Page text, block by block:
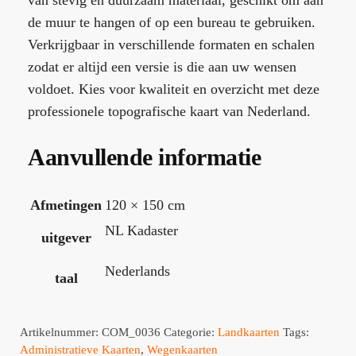
de muur te hangen of op een bureau te gebruiken.
Verkrijgbaar in verschillende formaten en schalen
zodat er altijd een versie is die aan uw wensen
voldoet. Kies voor kwaliteit en overzicht met deze
professionele topografische kaart van Nederland.
Aanvullende informatie
Afmetingen 120 × 150 cm
uitgever NL Kadaster
taal Nederlands
Artikelnummer: COM_0036 Categorie: Landkaarten Tags:
Administratieve Kaarten, Wegenkaarten